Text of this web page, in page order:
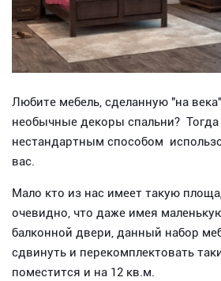
Любите мебель, сделанную "на
необычные декоры спальни? Тогда
нестандартным способом
вас.
Мало кто из нас имеет такую
очевидно, что даже имея
балконной двери, данный набор
сдвинуть и перекомплектовать
поместится и на 12 кв.м.